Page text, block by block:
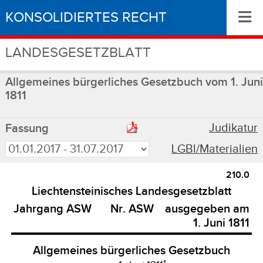
KONSOLIDIERTES RECHT
LANDESGESETZBLATT
≡
Allgemeines bürgerliches Gesetzbuch vom 1. Juni
1811
Fassung
Judikatur
LGBl/Materialien